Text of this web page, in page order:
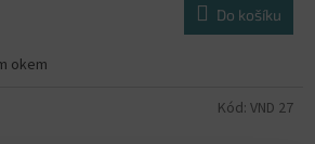
Do košíku
okem
Kód: VND 27